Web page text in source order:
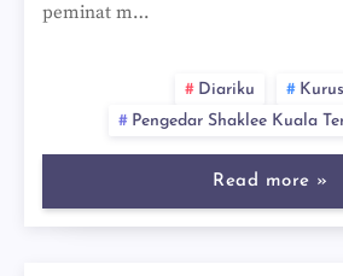
peminat m…
Diariku
Kurus
Pengedar Shaklee Kuala
Read more »